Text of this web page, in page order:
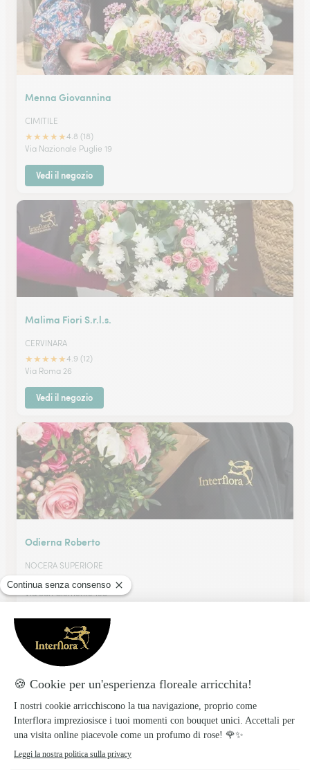
Menna Giovannina
CIMITILE
★★★★★4.8 (18)
Via Nazionale Puglie 19
Vedi il negozio
Malima Fiori S.r.l.s.
CERVINARA
★★★★★4.9 (12)
Via Roma 26
Vedi il negozio
Odierna Roberto
NOCERA SUPERIORE
★★ ★★★4.5 (2)
Via San Clemente 198
Vedi il negozio